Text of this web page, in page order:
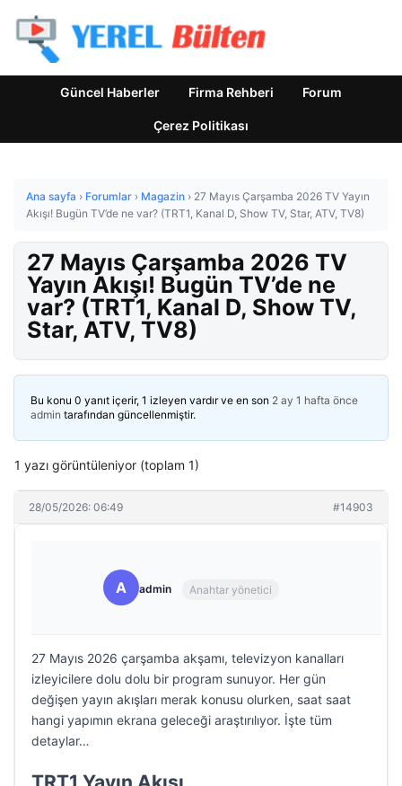
Güncel Haberler Firma Rehberi Forum
Çerez Politikası
Ana sayfa › Forumlar › Magazin › 27 Mayıs Çarşamba 2026 TV Yayın
Akışı! Bugün TV’de ne var? (TRT1, Kanal D, Show TV, Star, ATV, TV8)
27 Mayıs Çarşamba 2026 TV
Yayın Akışı! Bugün TV’de ne
var? (TRT1, Kanal D, Show TV,
Star, ATV, TV8)
Bu konu 0 yanıt içerir, 1 izleyen vardır ve en son 2 ay 1 hafta önce
admin tarafından güncellenmiştir.
1 yazı görüntüleniyor (toplam 1)
28/05/2026: 06:49 #14903
A admin Anahtar yönetici
27 Mayıs 2026 çarşamba akşamı, televizyon kanalları
izleyicilere dolu dolu bir program sunuyor. Her gün
değişen yayın akışları merak konusu olurken, saat saat
hangi yapımın ekrana geleceği araştırılıyor. İşte tüm
detaylar…